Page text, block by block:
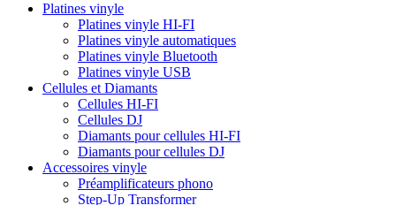
Platines vinyle
Platines vinyle HI-FI
Platines vinyle automatiques
Platines vinyle Bluetooth
Platines vinyle USB
Cellules et Diamants
Cellules HI-FI
Cellules DJ
Diamants pour cellules HI-FI
Diamants pour cellules DJ
Accessoires vinyle
Préamplificateurs phono
Step-Up Transformer